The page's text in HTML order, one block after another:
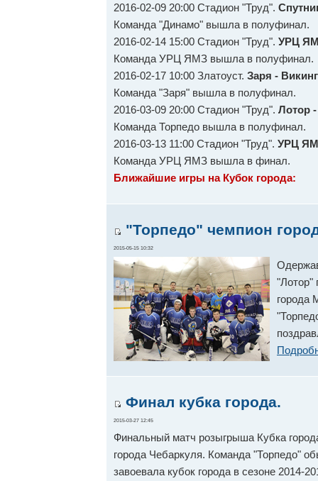
2016-02-09 20:00 Стадион "Труд".
Команда "Динамо" вышла в полуфинал.
2016-02-14 15:00 Стадион "Труд". УРЦ
Команда УРЦ ЯМЗ вышла в полуфинал.
2016-02-17 10:00 Златоуст. Заря - Викинг
Команда "Заря" вышла в полуфинал.
2016-03-09 20:00 Стадион "Труд". Лотор
Команда Торпедо вышла в полуфинал.
2016-03-13 11:00 Стадион "Труд". УРЦ
Команда УРЦ ЯМЗ вышла в финал.
Ближайшие игры на Кубок города:
"Торпедо" чемпион
2015-05-15 10:32
"Лотор"
города
Финал кубка города.
2015-03-27 12:45
Финальный матч розыгрыша Кубка
города Чебаркуля. Команда "Торпедо"
завоевала кубок города в сезоне 2014-